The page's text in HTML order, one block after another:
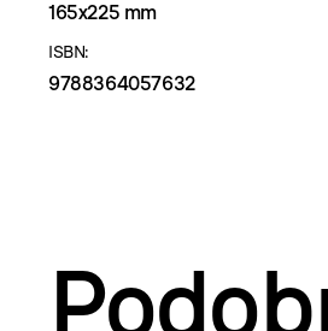
165x225 mm
ISBN:
9788364057632